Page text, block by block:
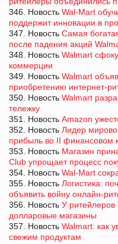
346. Новость Wal-Mart
поддержит инновации в
347. Новость Самая
после падения акций
348. Новость Walmart
коммерции
349. Новость Walmart
приобретению интернет-
350. Новость Walmart
тележку
351. Новость Amazon
352. Новость Лидер
прибыль во II финансовом
353. Новость Магазин
Club упрощает процесс
354. Новость Wal-Mart
355. Новость Логистика:
объявить войну онлайн-
356. Новость У
долларовые магазины
357. Новость Walmart: как
свежим продуктам